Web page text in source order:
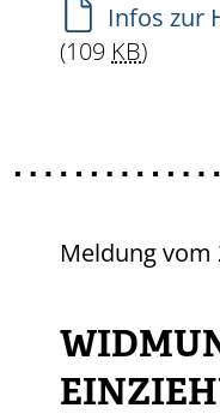
Infos zur
(109 KB)
Meldung vom